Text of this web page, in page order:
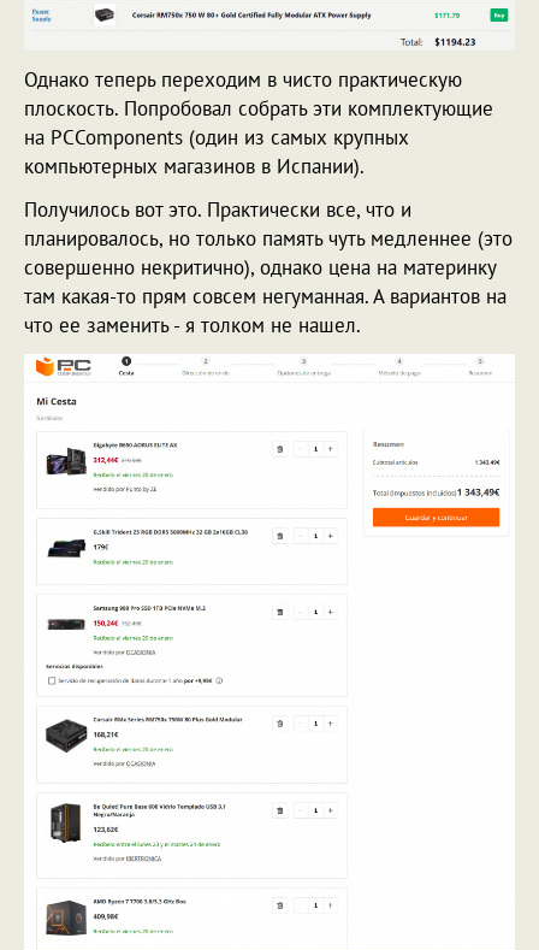
Однако теперь переходим в чисто практическую
плоскость. Попробовал собрать эти комплектующие
на PCComponents (один из самых крупных
компьютерных магазинов в Испании).
Получилось вот это. Практически все, что и
планировалось, но только память чуть медленнее (это
совершенно некритично), однако цена на материнку
там какая-то прям совсем негуманная. А вариантов на
что ее заменить - я толком не нашел.